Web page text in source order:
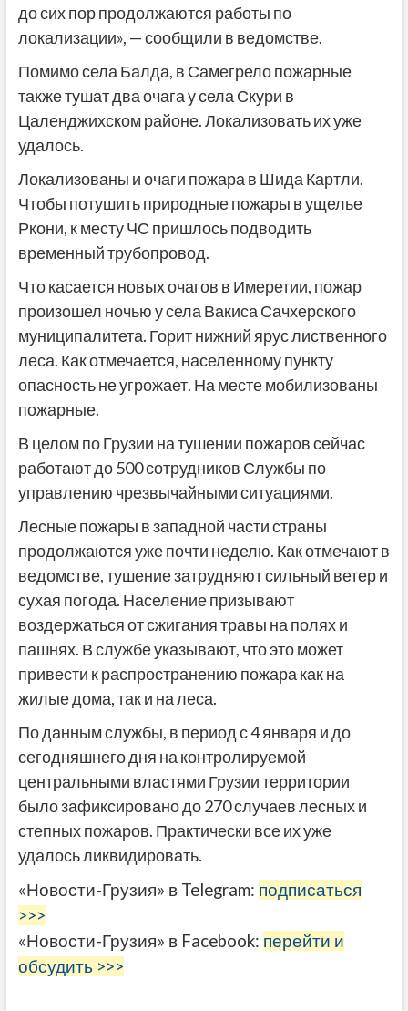
до сих пор продолжаются работы по
локализации», — сообщили в ведомстве.
Помимо села Балда, в Самегрело пожарные
также тушат два очага у села Скури в
Цаленджихском районе. Локализовать их уже
удалось.
Локализованы и очаги пожара в Шида Картли.
Чтобы потушить природные пожары в ущелье
Ркони, к месту ЧС пришлось подводить
временный трубопровод.
Что касается новых очагов в Имеретии, пожар
произошел ночью у села Вакиса Сачхерского
муниципалитета. Горит нижний ярус лиственного
леса. Как отмечается, населенному пункту
опасность не угрожает. На месте мобилизованы
пожарные.
В целом по Грузии на тушении пожаров сейчас
работают до 500 сотрудников Службы по
управлению чрезвычайными ситуациями.
Лесные пожары в западной части страны
продолжаются уже почти неделю. Как отмечают в
ведомстве, тушение затрудняют сильный ветер и
сухая погода. Население призывают
воздержаться от сжигания травы на полях и
пашнях. В службе указывают, что это может
привести к распространению пожара как на
жилые дома, так и на леса.
По данным службы, в период с 4 января и до
сегодняшнего дня на контролируемой
центральными властями Грузии территории
было зафиксировано до 270 случаев лесных и
степных пожаров. Практически все их уже
удалось ликвидировать.
«Новости-Грузия» в Telegram: подписаться
>>>
«Новости-Грузия» в Facebook: перейти и
обсудить >>>